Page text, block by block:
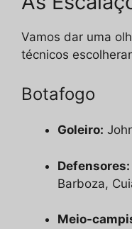
Vamos dar uma
técnicos
Botafogo
Goleiro:
Defensores:
Barboza,
Meio-